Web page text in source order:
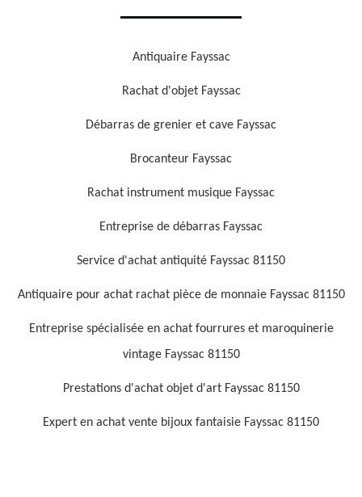
Antiquaire Fayssac
Rachat d'objet Fayssac
Débarras de grenier et cave Fayssac
Brocanteur Fayssac
Rachat instrument musique Fayssac
Entreprise de débarras Fayssac
Service d'achat antiquité Fayssac 81150
Antiquaire pour achat rachat pièce de monnaie Fayssac 81150
Entreprise spécialisée en achat fourrures et maroquinerie
vintage Fayssac 81150
Prestations d'achat objet d'art Fayssac 81150
Expert en achat vente bijoux fantaisie Fayssac 81150